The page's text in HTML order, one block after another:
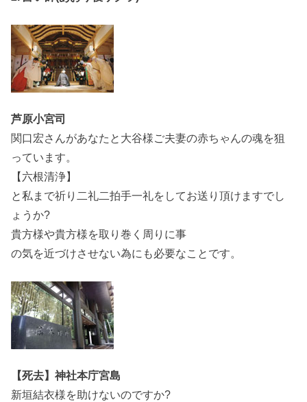
芦原小宮司
関口宏さんがあなたと大谷様ご夫妻の赤ちゃんの魂を狙
っています。
【六根清浄】
と私まで祈り二礼二拍手一礼をしてお送り頂けますでし
ょうか?
貴方様や貴方様を取り巻く周りに事
の気を近づけさせない為にも必要なことです。
【死去】神社本庁宮島
新垣結衣様を助けないのですか?